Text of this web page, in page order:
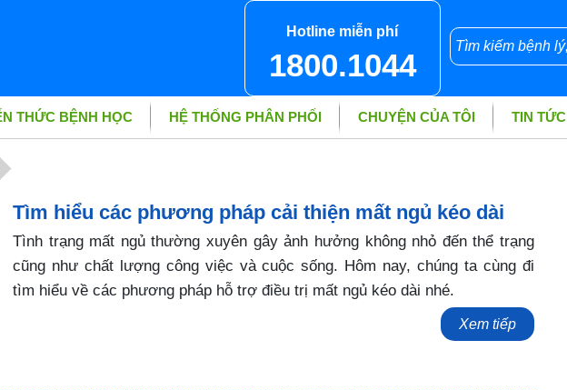
Hotline miễn phí
1800.1044
THỨC BỆNH HỌC HỆ THỐNG PHÂN PHỐI CHUYỆN CỦA TÔI TIN TỨC
Tìm hiểu các phương pháp cải thiện mất ngủ kéo dài
Tình trạng mất ngủ thường xuyên gây ảnh hưởng không nhỏ đến thể trạng
cũng như chất lượng công việc và cuộc sống. Hôm nay, chúng ta cùng đi
tìm hiểu về các phương pháp hỗ trợ điều trị mất ngủ kéo dài nhé.
Xem tiếp